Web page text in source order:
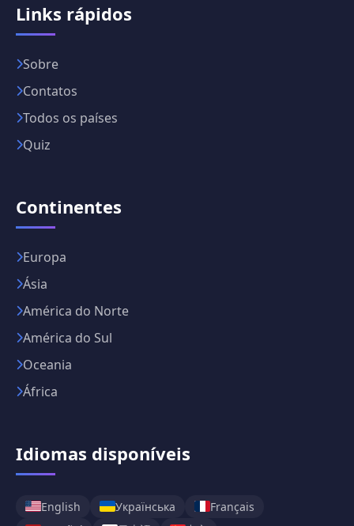
Links rápidos
Sobre
Contatos
Todos os países
Quiz
Continentes
Europa
Ásia
América do Norte
América do Sul
Oceania
África
Idiomas disponíveis
English Українська
Français